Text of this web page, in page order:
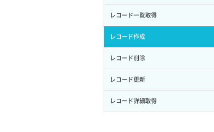
パーミッション一覧取得
ロールからパーミッションを紐づけ解
除
ロールにパーミッションを紐づけ
ロール一覧取得
ロール作成
ボリュームタイプ一覧取得
ボリュームタイプ詳細取得
ボリューム一覧取得
ボリューム作成
ボリューム削除
トワーク指定）
サーバーに紐づくセキュリティグルー
プ取得
サーバープラン一覧取得
セキュリティグループ ルール作成
セキュリティグループ ルール削除
セキュリティグループ ルール詳細取得
セキュリティグループ一覧取得
セキュリティグループ作成
セキュリティグループ削除
ヘルスモニタ削除
ヘルスモニタ更新
ヘルスモニタ詳細取得
メンバー一覧
メンバー削除
オブジェクト一覧取得
オブジェクト削除
オブジェクト削除予約
オブジェクト複製
オブジェクト詳細取得
レコード一覧取得
レコード作成
レコード削除
レコード更新
レコード詳細取得